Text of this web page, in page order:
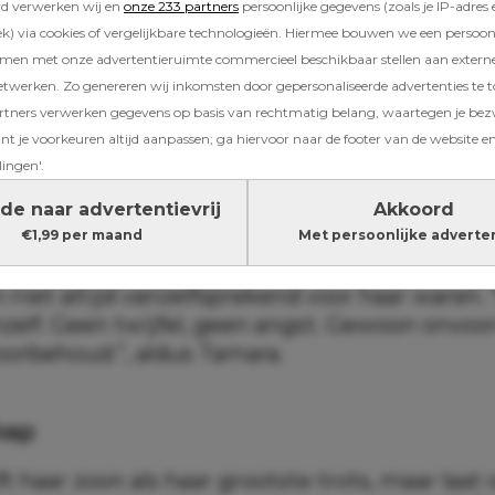
verwerken wij en onze 233 partners persoonlijke gegevens (zoals je IP-adres
via cookies of vergelijkbare technologieën. Hiermee bouwen we een
met onze advertentieruimte commercieel beschikbaar stellen aan
Zo genereren wij inkomsten door gepersonaliseerde advertenties te
verwerken gegevens op basis van rechtmatig belang, waartegen je
je voorkeuren altijd aanpassen; ga hiervoor naar de footer van de website
naar advertentievrij
€1,99 per maand
Akkoord
Met persoonlijke
werd Alexander geboren, met stip de
schrijft Tamara. Volgens de realityster
een bijzondere verbondenheid met
pas écht betekenis kreeg toen hij er
vertelt Tamara openhartig dat liefde en
niet altijd vanzelfsprekend voor haar waren.
Geen twijfel, geen angst. Gewoon
aldus Tamara.
haar zoon als haar grootste trots, maar laat